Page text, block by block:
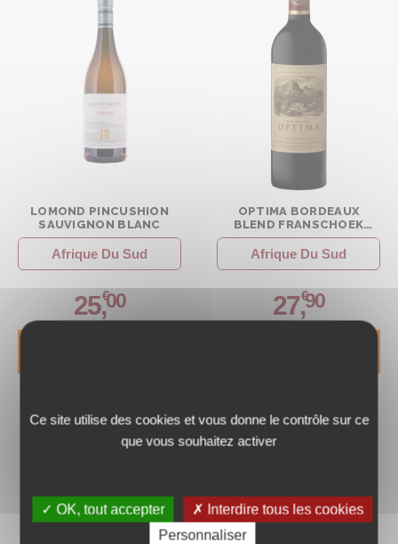
LOMOND PINCUSHION
SAUVIGNON BLANC
Afrique Du Sud
25
,€00
OPTIMA BORDEAUX
BLEND FRANSCHOEK
ROUGE 2021
Afrique Du Sud
27
,€90
Ce site utilise des cookies et vous donne le contrôle sur ce
que vous souhaitez activer
✓ OK, tout accepter
✗ Interdire tous les cookies
Personnaliser